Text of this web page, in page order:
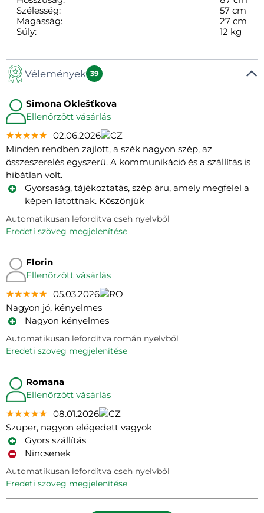
Szélesség:
57 cm
Magasság:
27 cm
Súly:
12 kg
Vélemények 39
Simona Oklešťkova
Ellenőrzött vásárlás
★★★★★
★★★★★
★★★★★ 02.06.2026
Minden rendben zajlott, a szék nagyon szép, az
összeszerelés egyszerű. A kommunikáció és a szállítás is
hibátlan volt.
Gyorsaság, tájékoztatás, szép áru, amely megfelel a
képen látottnak. Köszönjük
Automatikusan lefordítva cseh nyelvből
eredeti szöveg megjelenítése
Florin
Ellenőrzött vásárlás
★★★★★
★★★★★
★★★★★ 05.03.2026
Nagyon jó, kényelmes
Nagyon kényelmes
Automatikusan lefordítva román nyelvből
eredeti szöveg megjelenítése
Romana
Ellenőrzött vásárlás
★★★★★
★★★★★
★★★★★ 08.01.2026
Szuper, nagyon elégedett vagyok
Gyors szállítás
Nincsenek
Automatikusan lefordítva cseh nyelvből
eredeti szöveg megjelenítése